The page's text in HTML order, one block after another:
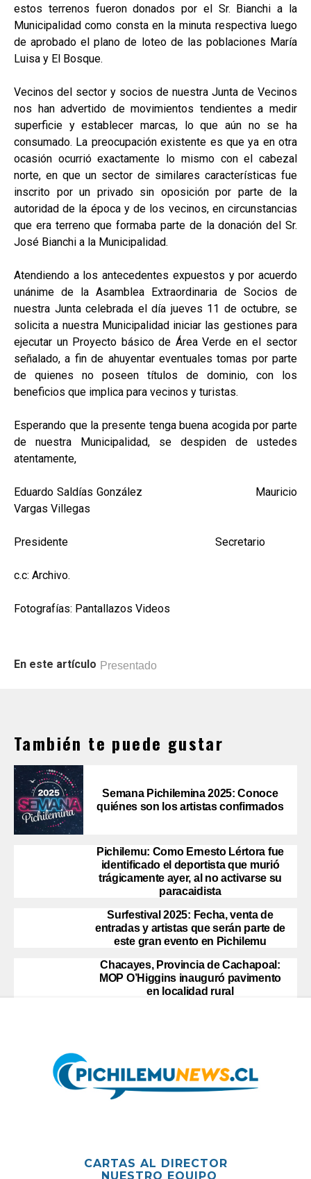
estos terrenos fueron donados por el Sr. Bianchi a la
Municipalidad como consta en la minuta respectiva luego
de aprobado el plano de loteo de las poblaciones María
Luisa y El Bosque.
Vecinos del sector y socios de nuestra Junta de Vecinos
nos han advertido de movimientos tendientes a medir
superficie y establecer marcas, lo que aún no se ha
consumado. La preocupación existente es que ya en otra
ocasión ocurrió exactamente lo mismo con el cabezal
norte, en que un sector de similares características fue
inscrito por un privado sin oposición por parte de la
autoridad de la época y de los vecinos, en circunstancias
que era terreno que formaba parte de la donación del Sr.
José Bianchi a la Municipalidad.
Atendiendo a los antecedentes expuestos y por acuerdo
unánime de la Asamblea Extraordinaria de Socios de
nuestra Junta celebrada el día jueves 11 de octubre, se
solicita a nuestra Municipalidad iniciar las gestiones para
ejecutar un Proyecto básico de Área Verde en el sector
señalado, a fin de ahuyentar eventuales tomas por parte
de quienes no poseen títulos de dominio, con los
beneficios que implica para vecinos y turistas.
Esperando que la presente tenga buena acogida por parte
de nuestra Municipalidad, se despiden de ustedes
atentamente,
Eduardo Saldías González Mauricio
Vargas Villegas
Presidente Secretario
c.c: Archivo.
Fotografías: Pantallazos Videos
En este artículo Presentado
También te puede gustar
Semana Pichilemina 2025: Conoce
quiénes son los artistas confirmados
Pichilemu: Como Ernesto Lértora fue
identificado el deportista que murió
trágicamente ayer, al no activarse su
paracaidista
Surfestival 2025: Fecha, venta de
entradas y artistas que serán parte de
este gran evento en Pichilemu
Chacayes, Provincia de Cachapoal:
MOP O’Higgins inauguró pavimento
en localidad rural
CARTAS AL DIRECTOR
NUESTRO EQUIPO